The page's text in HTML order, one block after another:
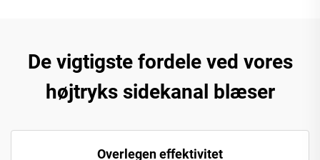
De vigtigste fordele ved vores
højtryks sidekanal blæser
Overlegen effektivitet